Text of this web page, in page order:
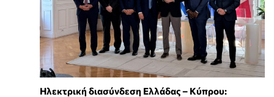
Ηλεκτρική διασύνδεση Ελλάδας – Κύπρου: